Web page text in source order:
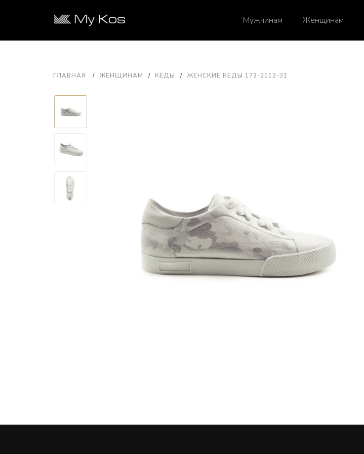
Мужчинам Женщинам
ГЛАВНАЯ ЖЕНЩИНАМ КЕДЫ ЖЕНСКИЕ КЕДЫ 173-2112-31